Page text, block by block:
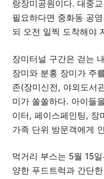
랑장미공원이다. 대중
필요하다면 중화동 공
되 오전 일찍 도착해야
장미터널 구간은 걷는
장미와 분홍 장미가 주
존(장미신전, 야외도서
미가 쏠쏠하다. 아이들
이터, 페이스페인팅, 장
가족 단위 방문객에게
먹거리 부스는 5월 15
양한 푸드트럭과 간단